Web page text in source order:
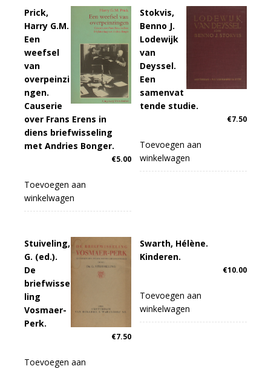
Prick,
Harry G.M.
Een
weefsel
van
overpeinzi
ngen.
Causerie
over Frans Erens in
diens briefwisseling
met Andries Bonger.
€5.00
Toevoegen aan
winkelwagen
Stokvis,
Benno J.
Lodewijk
van
Deyssel.
Een
samenvat
tende studie.
€7.50
Toevoegen aan
winkelwagen
Stuiveling,
G. (ed.).
De
briefwisse
ling
Vosmaer-
Perk.
€7.50
Toevoegen aan
Swarth, Hélène.
Kinderen.
€10.00
Toevoegen aan
winkelwagen